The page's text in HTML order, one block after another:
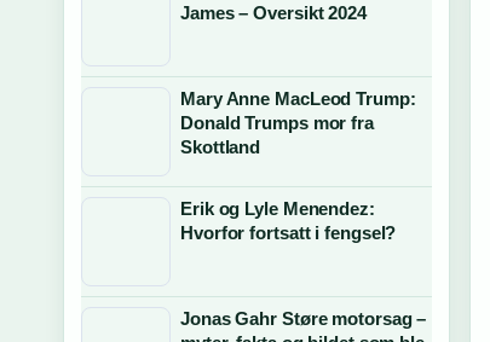
James – Oversikt 2024
Mary Anne MacLeod Trump:
Donald Trumps mor fra
Skottland
Erik og Lyle Menendez:
Hvorfor fortsatt i fengsel?
Jonas Gahr Støre motorsag –